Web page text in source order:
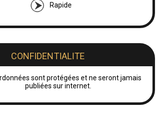
Rapide
CONFIDENTIALITE
sont protégées et ne seront jamais
publiées sur internet.